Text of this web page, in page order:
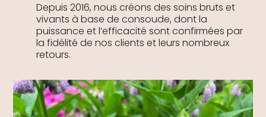
Depuis 2016, nous créons des soins bruts et
vivants à base de consoude, dont la
puissance et l’efficacité sont confirmées par
la fidélité de nos clients et leurs nombreux
retours.